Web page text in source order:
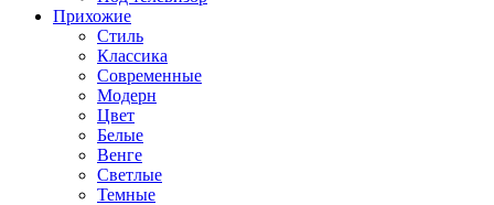
Прихожие
Стиль
Классика
Современные
Модерн
Цвет
Белые
Венге
Светлые
Темные